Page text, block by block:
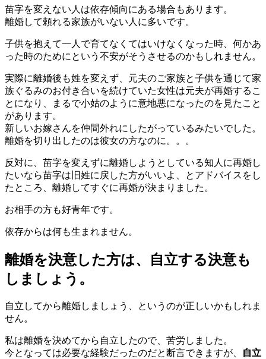
苗字を変えない人は依存傾向にある場合もあります。
離婚して頼れる家族がいない人に多いです。
子供を抱えて一人で育てなくてはいけなくなった時、何かあ
った時のためにという不安がそうさせるのかもしれません。
実際に離婚後も姓を変えず、元夫のご家族と子供を通じて家
族ぐるみのお付き合いを続けていた女性は元夫が再婚するこ
とになり、まるで小姑のように意地悪になったのを見たこと
があります。
新しいお嫁さんを仲間外れにしたがっているみたいでした。
離婚を切り出したのは彼女の方なのに。。。
反対に、苗字を変えずに離婚しようとしている知人に再婚し
たいなら苗字は旧姓に戻した方がいいよ、とアドバイスをし
たところ、離婚してすぐに再婚が決まりました。
お相手の方も好青年です。
依存からは何も生まれません。
離婚を決意した方は、自立する決意も
しましょう。
自立してから離婚しましょう、というのが正しいかもしれま
せん。
私は離婚を決めてから自立したので、苦労しました。
今となっては必要な経験だったのだと断言できますが、
自立